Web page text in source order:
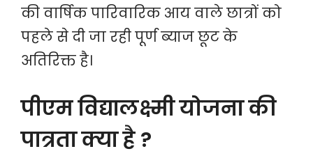
की वार्षिक पारिवारिक आय वाले छात्रों को
पहले से दी जा रही पूर्ण ब्याज छूट के
अतिरिक्त है।
पीएम विद्यालक्ष्मी योजना की
पात्रता क्या है ?